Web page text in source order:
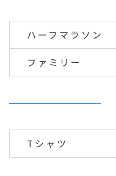
ハーフマラソン
ファミリー
Tシャツ